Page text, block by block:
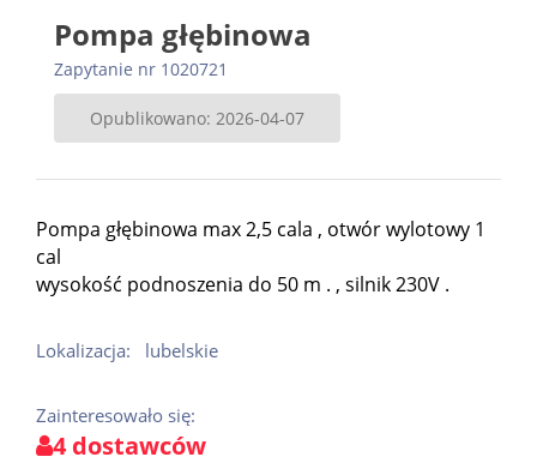
Pompa głębinowa
Zapytanie nr 1020721
Opublikowano: 2026-04-07
Pompa głębinowa max 2,5 cala , otwór wylotowy 1
cal
wysokość podnoszenia do 50 m . , silnik 230V .
Lokalizacja: lubelskie
Zainteresowało się:
4 dostawców